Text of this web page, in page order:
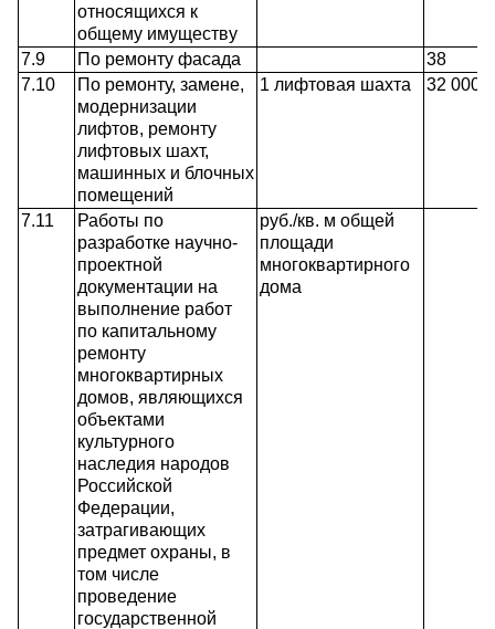
относящихся к
общему имуществу
7.9 По ремонту фасада
38
7.10
По ремонту, замене,
модернизации
лифтов, ремонту
лифтовых шахт,
машинных и блочных
помещений
1 лифтовая шахта 32 000
7.11
Работы по
разработке научно-
проектной
документации на
выполнение работ
по капитальному
ремонту
многоквартирных
домов, являющихся
объектами
культурного
наследия народов
Российской
Федерации,
затрагивающих
предмет охраны, в
том числе
проведение
государственной
руб./кв. м общей
площади
многоквартирного
дома